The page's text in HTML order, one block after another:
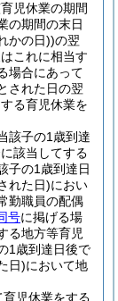
児休業の期間
の期間の末日
かの日))の翌
これに相当す
場合にあって
された日の翌
る育児休業を
該子の1歳到達
該当してする
子の1歳到達日
れた日)におい
勤職員の配偶
号に掲げる場
る地方等育児
1歳到達日後で
日)において地
児休業をする